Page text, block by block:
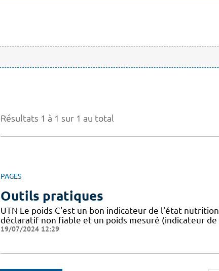
Résultats 1 à 1 sur 1 au total
PAGES
Outils pratiques
UTN Le poids C'est un bon indicateur de l'état
déclaratif non fiable et un poids mesuré (indicateur
19/07/2024 12:29